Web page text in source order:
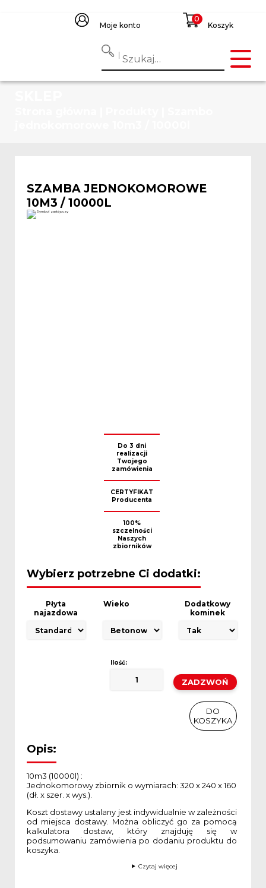
Moje konto Koszyk
SZAMBA JEDNOKOMOROWE
10M3 / 10000L
Do 3 dni
realizacji
Twojego
zamówienia
CERTYFIKAT
Producenta
100%
szczelności
Naszych
zbiorników
Wybierz potrzebne Ci dodatki:
Płyta
najazdowa
Wieko
Dodatkowy
kominek
Ilość:
jednokomorowe
DO KOSZYKA
ZADZWOŃ
DO
KOSZYKA
SKU: Brak danych
Opis:
10m3 (10000l) :
Jednokomorowy zbiornik o wymiarach: 320 x 240 x 160
(dł. x szer. x wys.).
Koszt dostawy ustalany jest indywidualnie w zależności
od miejsca dostawy. Można obliczyć go za pomocą
kalkulatora dostaw, który znajduję się w
podsumowaniu zamówienia po dodaniu produktu do
koszyka.
Czytaj więcej